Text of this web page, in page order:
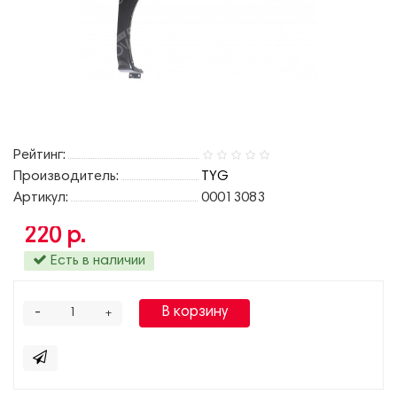
Рейтинг:
Производитель:
TYG
Артикул:
00013083
220 р.
Есть в наличии
+
- В корзину